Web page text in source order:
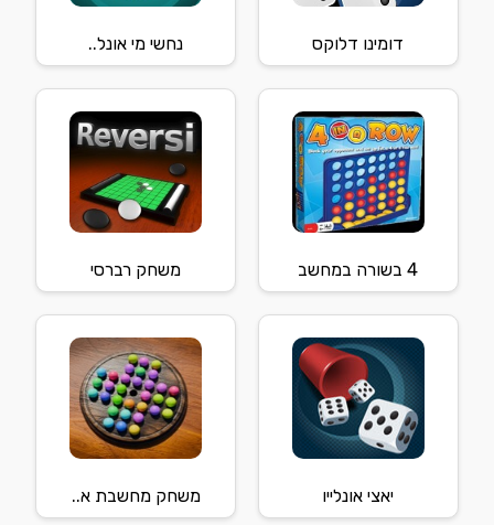
דומינו דלוקס נחשי מי אונל..
4 בשורה במחשב משחק רברסי
יאצי אונלייו משחק מחשבת א..